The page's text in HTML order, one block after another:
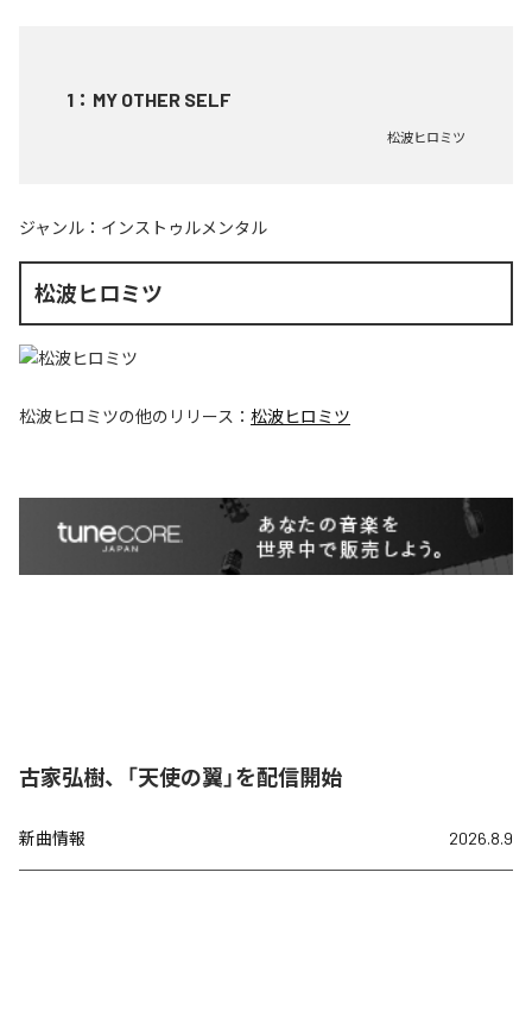
1 ： MY OTHER SELF
松波ヒロミツ
ジャンル： インストゥルメンタル
松波ヒロミツ
松波ヒロミツの他のリリース： 松波ヒロミツ
古家弘樹、「天使の翼」を配信開始
新曲情報 2026.8.9